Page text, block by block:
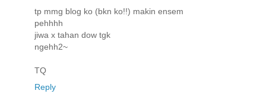
tp mmg blog ko (bkn ko!!) makin ensem
pehhhh
jiwa x tahan dow tgk
ngehh2~
TQ
Reply